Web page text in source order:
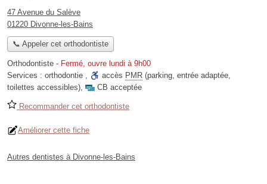
47 Avenue du Salève
01220 Divonne-les-Bains
📞 Appeler cet orthodontiste
Orthodontiste - Fermé, ouvre lundi à 9h00
Services : orthodontie , accès PMR (parking, entrée adaptée,
toilettes accessibles), CB acceptée
Recommander cet orthodontiste
Améliorer cette fiche
Autres dentistes à Divonne-les-Bains